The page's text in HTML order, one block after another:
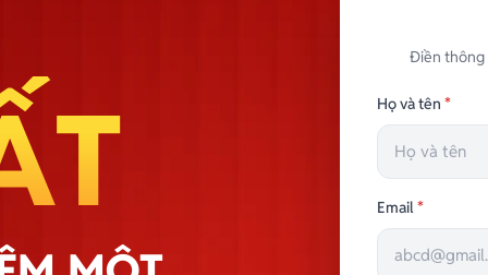
Điền thông
Họ và tên *
Email*